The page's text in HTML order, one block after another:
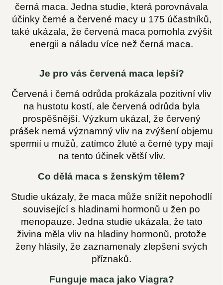
černá maca. Jedna studie, která porovnávala
účinky černé a červené macy u 175 účastníků,
také ukázala, že červená maca pomohla zvýšit
energii a náladu více než černá maca.
Je pro vás červená maca lepší?
Červená i černá odrůda prokázala pozitivní vliv
na hustotu kostí, ale červená odrůda byla
prospěšnější. Výzkum ukázal, že červený
prášek nemá významný vliv na zvýšení objemu
spermií u mužů, zatímco žluté a černé typy mají
na tento účinek větší vliv.
Co dělá maca s ženským tělem?
Studie ukázaly, že maca může snížit nepohodlí
související s hladinami hormonů u žen po
menopauze. Jedna studie ukázala, že tato
živina měla vliv na hladiny hormonů, protože
ženy hlásily, že zaznamenaly zlepšení svých
příznaků.
Funguje maca jako Viagra?